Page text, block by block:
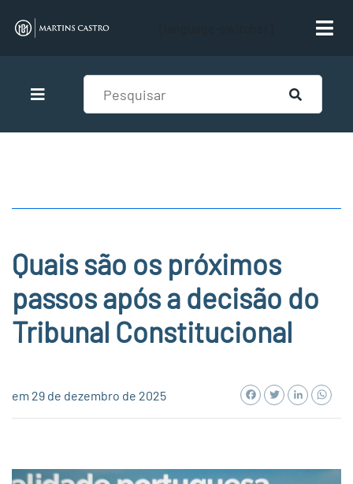
Quais são os próximos
passos após a decisão do
Tribunal Constitucional
em 29 de dezembro de 2025 Facebook
Twitter